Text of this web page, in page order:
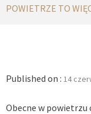
POWIETRZE TO
Published on : 14
Obecne w powietrzu